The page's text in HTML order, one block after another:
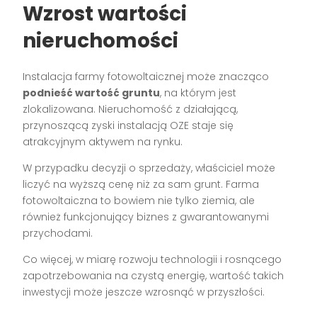
Wzrost wartości
nieruchomości
Instalacja farmy fotowoltaicznej może znacząco
podnieść wartość gruntu, na którym jest
zlokalizowana. Nieruchomość z działającą,
przynoszącą zyski instalacją OZE staje się
atrakcyjnym aktywem na rynku.
W przypadku decyzji o sprzedaży, właściciel może
liczyć na wyższą cenę niż za sam grunt. Farma
fotowoltaiczna to bowiem nie tylko ziemia, ale
również funkcjonujący biznes z gwarantowanymi
przychodami.
Co więcej, w miarę rozwoju technologii i rosnącego
zapotrzebowania na czystą energię, wartość takich
inwestycji może jeszcze wzrosnąć w przyszłości.